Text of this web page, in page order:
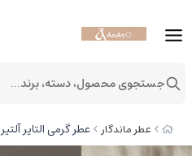
عطر ماندگار عطر گرمی التایر آلتیر
جستجوی محصول، دسته، برند...